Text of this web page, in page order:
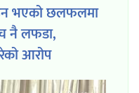
भएको छलफलमा
नै लफडा,
आरोप